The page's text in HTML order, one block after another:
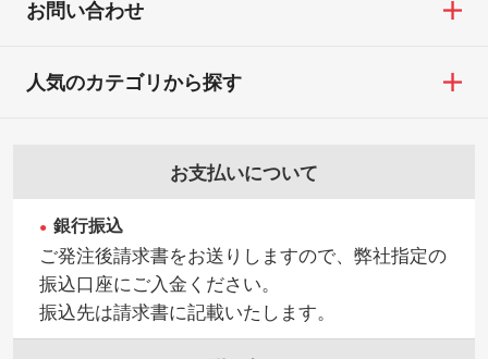
お問い合わせ
お支払いについて
銀行振込
ご発注後請求書をお送りしますので、弊社指定の
振込口座にご入金ください。
振込先は請求書に記載いたします。
人気のカテゴリから探す